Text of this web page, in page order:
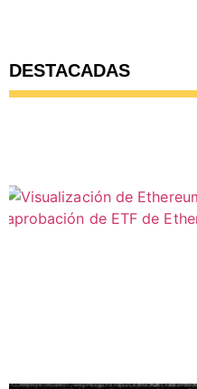
DESTACADAS